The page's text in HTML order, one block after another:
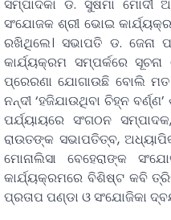
ସମ୍ପାଦିକା ଡ. ସୁଷମା ମୋଦୀ
ସଂଯୋଜକ ଶ୍ରୀ ଭୋଇ
ରଖିଥିଲେ। ସଭାପତି ଡ. ଜେନା
କାର୍ଯ୍ୟକ୍ରମ ସମ୍ପର୍କରେ
ପ୍ରେରଣା ଯୋଗାଉଛି ବୋଲି ମତ
ନନ୍ଦୀ ‘ହଜିଯାଉଥିବା ଚିହ୍ନ
ପର୍ଯ୍ୟାୟରେ ସଂଗଠନ
ରାଉତଙ୍କ ସଭାପତିତ୍ବ,
ମୋନାଲିସା ବେହେରାଙ୍କ
କାର୍ଯ୍ୟକ୍ରମରେ ବିଶିଷ୍ଟ କବି
ପ୍ରତାପ ପଣ୍ଡା ଓ ସଂଯୋଜିକା